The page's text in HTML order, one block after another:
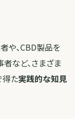
や、CBD製品を
など、さまざま
得た実践的な知見